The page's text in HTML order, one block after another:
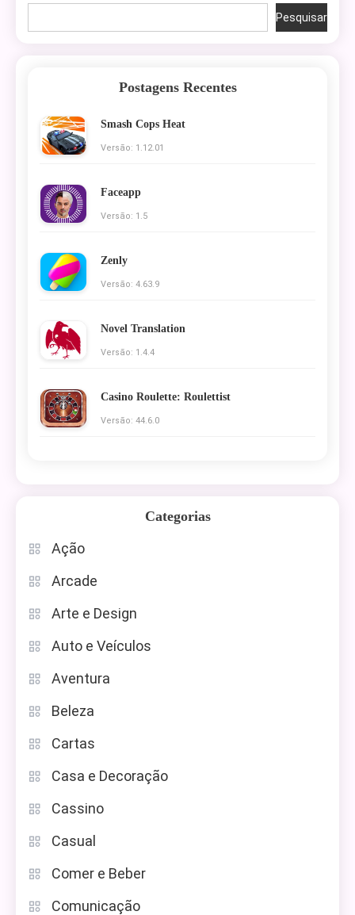
Pesquisar
Postagens Recentes
Smash Cops Heat
Versão: 1.12.01
Faceapp
Versão: 1.5
Zenly
Versão: 4.63.9
Novel Translation
Versão: 1.4.4
Casino Roulette: Roulettist
Versão: 44.6.0
Categorias
Ação
Arcade
Arte e Design
Auto e Veículos
Aventura
Beleza
Cartas
Casa e Decoração
Cassino
Casual
Comer e Beber
Comunicação